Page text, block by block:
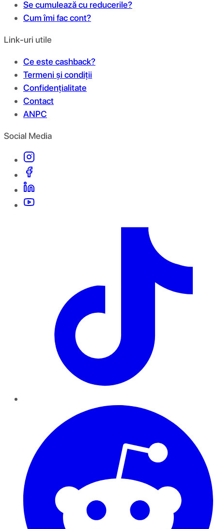
Se cumulează cu reducerile?
Cum îmi fac cont?
Link-uri utile
Ce este cashback?
Termeni și condiții
Confidențialitate
Contact
ANPC
Social Media